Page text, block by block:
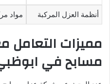
أنظمة العزل المركبة مواد
مميزات
مسابح في